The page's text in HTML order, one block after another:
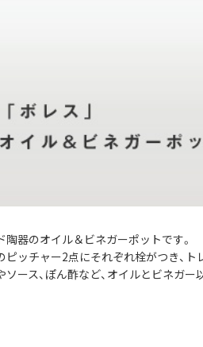
陶器のオイル＆ビネガーポットです。
ッチャー2点にそれぞれ栓がつき、ト
ソース、ぽん酢など、オイルとビネガ